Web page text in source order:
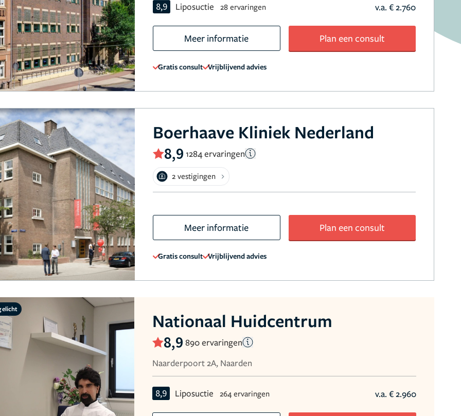
8,9 Liposuctie 28 ervaringen v.a. € 2.760
Meer informatie Plan een consult
Gratis consult Vrijblijvend advies
Boerhaave Kliniek Nederland
8,9 1284 ervaringen
2 vestigingen
Meer informatie Plan een consult
Gratis consult Vrijblijvend advies
Nationaal Huidcentrum
8,9 890 ervaringen
Naarderpoort 2A, Naarden
8,9 Liposuctie 264 ervaringen v.a. € 2.960